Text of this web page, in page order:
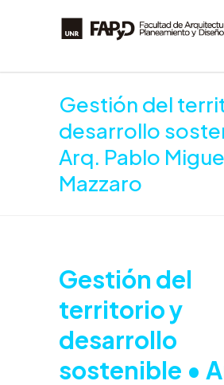
Gestión del
desarrollo
Arq. Pablo
Mazzaro
Gestión del
territorio y
desarrollo
sostenible •